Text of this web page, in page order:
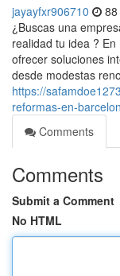
jayayfxr906710
¿Buscas una
realidad tu idea ?
ofrecer soluciones
desde modestas
https://
reformas-en-
Comments
Comments
Submit a Comment
No HTML